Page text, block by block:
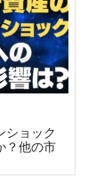
ショック
？他の市